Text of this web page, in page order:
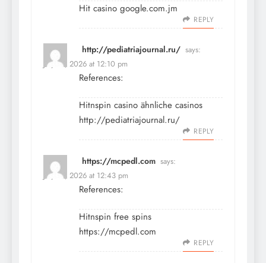
Hit casino google.com.jm
REPLY
http://pediatriajournal.ru/ says:
July 13, 2026 at 12:10 pm
References:
Hitnspin casino ähnliche casinos
http://pediatriajournal.ru/
REPLY
https://mcpedl.com says:
July 13, 2026 at 12:43 pm
References:
Hitnspin free spins
https://mcpedl.com
REPLY